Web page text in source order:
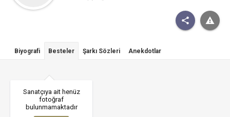
Biyografi Besteler Şarkı Sözleri Anekdotlar
Sanatçıya ait henüz
fotoğraf
bulunmamaktadır